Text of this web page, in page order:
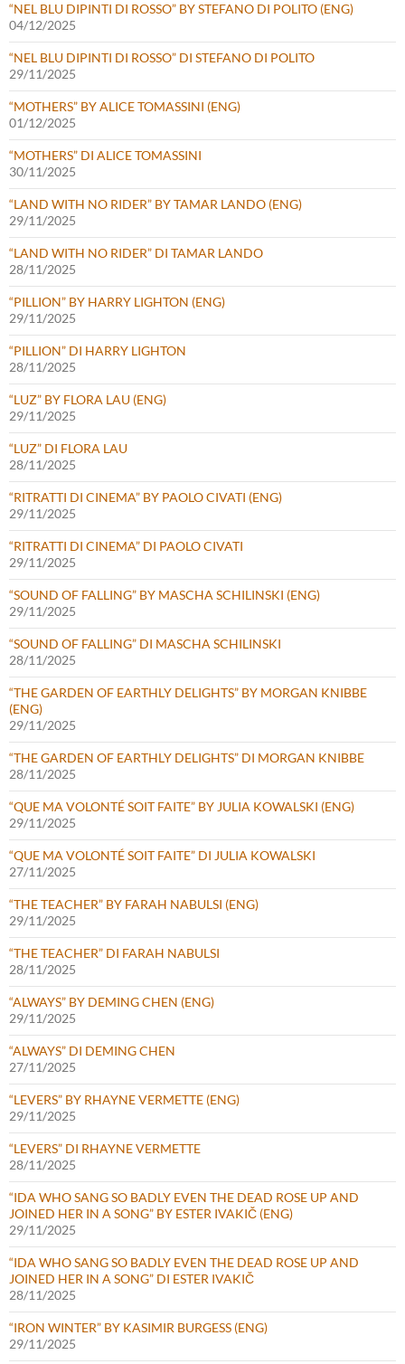
“NEL BLU DIPINTI DI ROSSO” BY STEFANO DI POLITO (ENG)
04/12/2025
“NEL BLU DIPINTI DI ROSSO” DI STEFANO DI POLITO
29/11/2025
“MOTHERS” BY ALICE TOMASSINI (ENG)
01/12/2025
“MOTHERS” DI ALICE TOMASSINI
30/11/2025
“LAND WITH NO RIDER” BY TAMAR LANDO (ENG)
29/11/2025
“LAND WITH NO RIDER” DI TAMAR LANDO
28/11/2025
“PILLION” BY HARRY LIGHTON (ENG)
29/11/2025
“PILLION” DI HARRY LIGHTON
28/11/2025
“LUZ” BY FLORA LAU (ENG)
29/11/2025
“LUZ” DI FLORA LAU
28/11/2025
“RITRATTI DI CINEMA” BY PAOLO CIVATI (ENG)
29/11/2025
“RITRATTI DI CINEMA” DI PAOLO CIVATI
29/11/2025
“SOUND OF FALLING” BY MASCHA SCHILINSKI (ENG)
29/11/2025
“SOUND OF FALLING” DI MASCHA SCHILINSKI
28/11/2025
“THE GARDEN OF EARTHLY DELIGHTS” BY MORGAN KNIBBE
(ENG)
29/11/2025
“THE GARDEN OF EARTHLY DELIGHTS” DI MORGAN KNIBBE
28/11/2025
“QUE MA VOLONTÉ SOIT FAITE” BY JULIA KOWALSKI (ENG)
29/11/2025
“QUE MA VOLONTÉ SOIT FAITE” DI JULIA KOWALSKI
27/11/2025
“THE TEACHER” BY FARAH NABULSI (ENG)
29/11/2025
“THE TEACHER” DI FARAH NABULSI
28/11/2025
“ALWAYS” BY DEMING CHEN (ENG)
29/11/2025
“ALWAYS” DI DEMING CHEN
27/11/2025
“LEVERS” BY RHAYNE VERMETTE (ENG)
29/11/2025
“LEVERS” DI RHAYNE VERMETTE
28/11/2025
“IDA WHO SANG SO BADLY EVEN THE DEAD ROSE UP AND
JOINED HER IN A SONG” BY ESTER IVAKIČ (ENG)
29/11/2025
“IDA WHO SANG SO BADLY EVEN THE DEAD ROSE UP AND
JOINED HER IN A SONG” DI ESTER IVAKIČ
28/11/2025
“IRON WINTER” BY KASIMIR BURGESS (ENG)
29/11/2025